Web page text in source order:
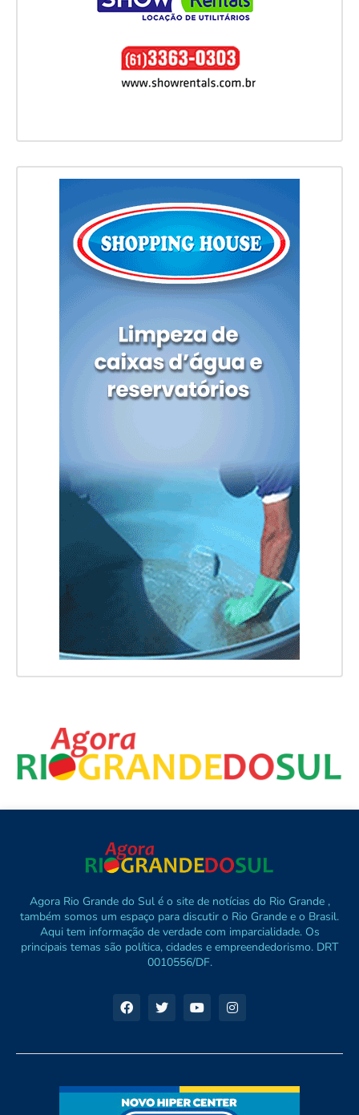
Agora Rio Grande do Sul é o site de notícias do Rio Grande ,
também somos um espaço para discutir o Rio Grande e o Brasil.
Aqui tem informação de verdade com imparcialidade. Os
principais temas são política, cidades e empreendedorismo. DRT
0010556/DF.